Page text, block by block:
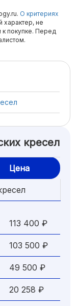
О критериях
характер, не
к покупке. Перед
кресел
Цена
113 400 ₽
103 500 ₽
49 500 ₽
20 258 ₽